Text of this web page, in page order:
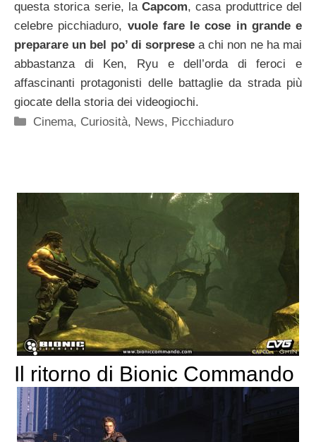
questa storica serie, laCapcom, casa produttrice del
celebre picchiaduro, vuole fare le cose in grande e
preparare un bel po’ di sorpresea chi non ne ha mai
abbastanza di Ken, Ryu e dell’orda di feroci e
affascinanti protagonisti delle battaglie da strada più
giocate della storia dei videogiochi.
Categorie
Cinema, Curiosità, News, Picchiaduro
Il ritorno di Bionic Commando